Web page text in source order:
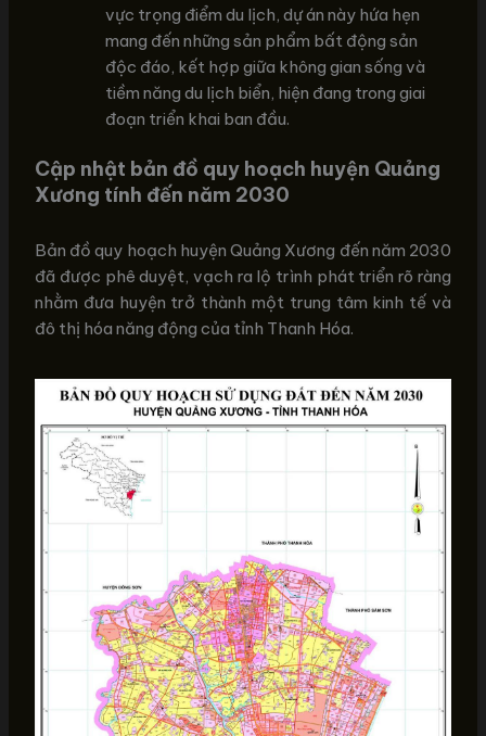
vực trọng điểm du lịch, dự án này hứa hẹn
mang đến những sản phẩm bất động sản
độc đáo, kết hợp giữa không gian sống và
tiềm năng du lịch biển, hiện đang trong giai
đoạn triển khai ban đầu.
Cập nhật bản đồ quy hoạch huyện Quảng
Xương tính đến năm 2030
Bản đồ quy hoạch huyện Quảng Xương đến năm 2030
đã được phê duyệt, vạch ra lộ trình phát triển rõ ràng
nhằm đưa huyện trở thành một trung tâm kinh tế và
đô thị hóa năng động của tỉnh Thanh Hóa.